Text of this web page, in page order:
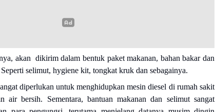
akan dikirim dalam bentuk paket makanan, bahan bakar dan
selimut, hygiene kit, tongkat kruk dan sebagainya.
diperlukan untuk menghidupkan mesin diesel di rumah sakit
air bersih. Sementara, bantuan makanan dan selimut sangat